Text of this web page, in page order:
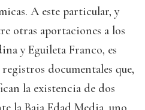
A este particular, y
otras aportaciones a los
y Eguileta Franco, es
documentales que,
la existencia de dos